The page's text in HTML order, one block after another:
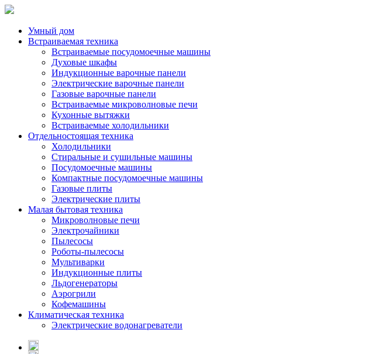
Умный дом
Встраиваемая техника
Встраиваемые посудомоечные машины
Духовые шкафы
Индукционные варочные панели
Электрические варочные панели
Газовые варочные панели
Встраиваемые микроволновые печи
Кухонные вытяжки
Встраиваемые холодильники
Отдельностоящая техника
Холодильники
Стиральные и сушильные машины
Посудомоечные машины
Компактные посудомоечные машины
Газовые плиты
Электрические плиты
Малая бытовая техника
Микроволновые печи
Электрочайники
Пылесосы
Роботы-пылесосы
Мультиварки
Индукционные плиты
Льдогенераторы
Аэрогрили
Кофемашины
Климатическая техника
Электрические водонагреватели